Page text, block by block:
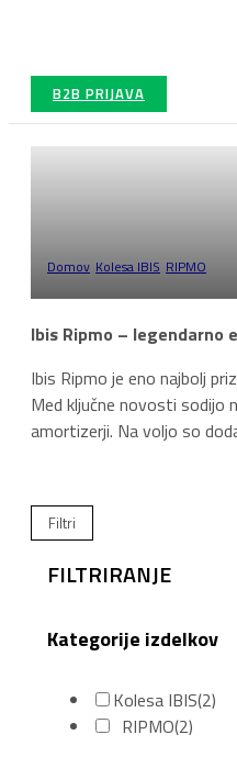
B2B PRIJAVA
Domov Kolesa IBIS RIPMO
Ibis Ripmo –
Ibis Ripmo je eno najbolj
Med ključne novosti sodijo
amortizerji. Na voljo so
Filtri
FILTRIRANJE
Kategorije izdelkov
Kolesa IBIS(2)
RIPMO(2)